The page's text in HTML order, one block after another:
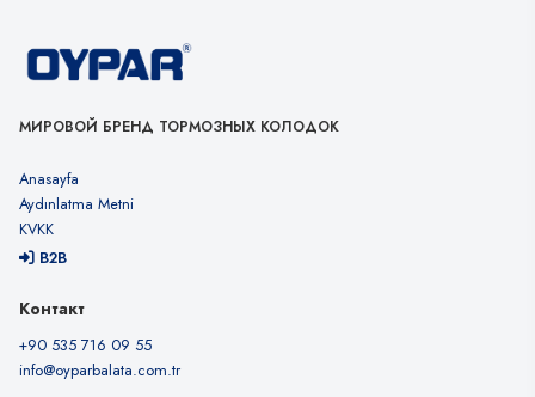
МИРОВОЙ БРЕНД ТОРМОЗНЫХ КОЛОДОК
Anasayfa
Aydınlatma Metni
KVKK
B2B
Контакт
+90 535 716 09 55
info@oyparbalata.com.tr